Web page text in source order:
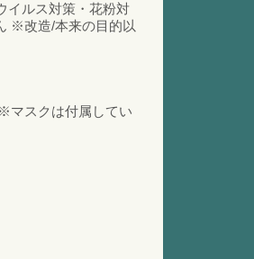
イルス対策・花粉対
※改造/本来の目的以
マスクは付属してい